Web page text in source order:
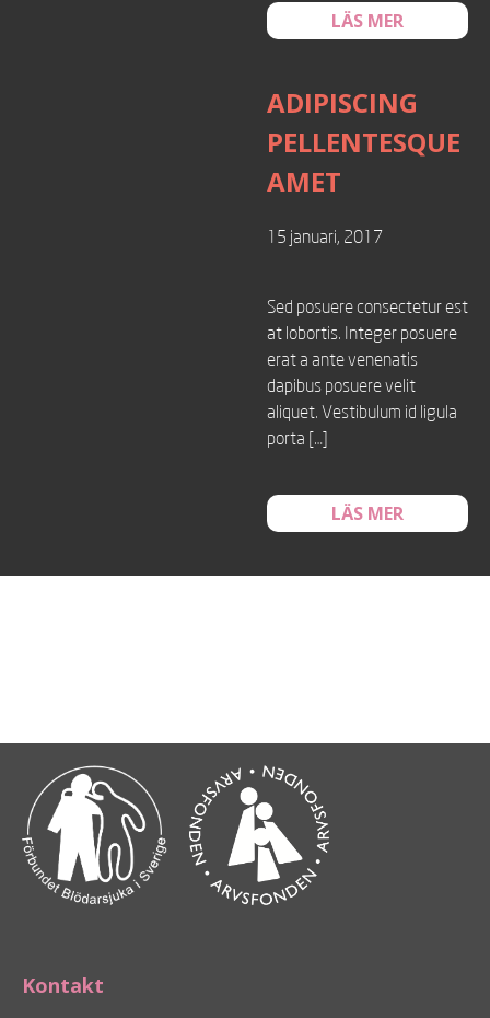
LÄS MER
ADIPISCING
PELLENTESQUE
AMET
15 januari, 2017
Sed posuere consectetur est
at lobortis. Integer posuere
erat a ante venenatis
dapibus posuere velit
aliquet. Vestibulum id ligula
porta […]
LÄS MER
Kontakt